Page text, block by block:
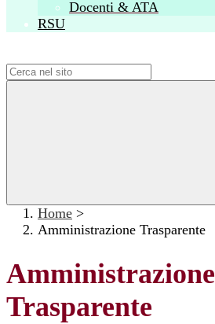
Docenti & ATA
RSU
Home >
Amministrazione Trasparente
Amministrazione
Trasparente